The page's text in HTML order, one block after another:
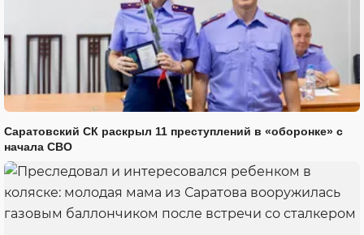
Саратовский СК раскрыл 11 преступлений в «оборонке» с
начала СВО